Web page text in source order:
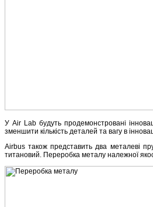
У Air Lab будуть продемонстровані
зменшити кількість деталей та вагу в
Airbus також представить два металеві
титановий. Переробка металу належної